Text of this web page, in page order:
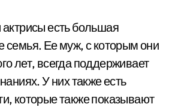
есть большая
семья. Ее муж, с которым они
лет, всегда поддерживает
У них также есть
которые также показывают